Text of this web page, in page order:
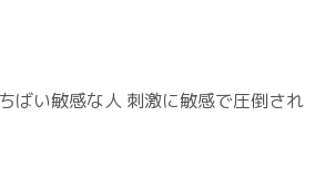
ばい敏感な人 刺激に敏感で圧倒され